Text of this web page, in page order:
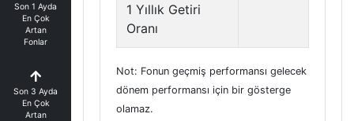
Son 1 Ayda
En Çok
Artan
Fonlar
Son 3 Ayda
En Çok
Artan
1 Yıllık Getiri
Oranı
Not: Fonun geçmiş performansı gelecek
dönem performansı için bir gösterge
olamaz.